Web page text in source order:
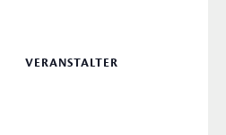
VERANSTALTER